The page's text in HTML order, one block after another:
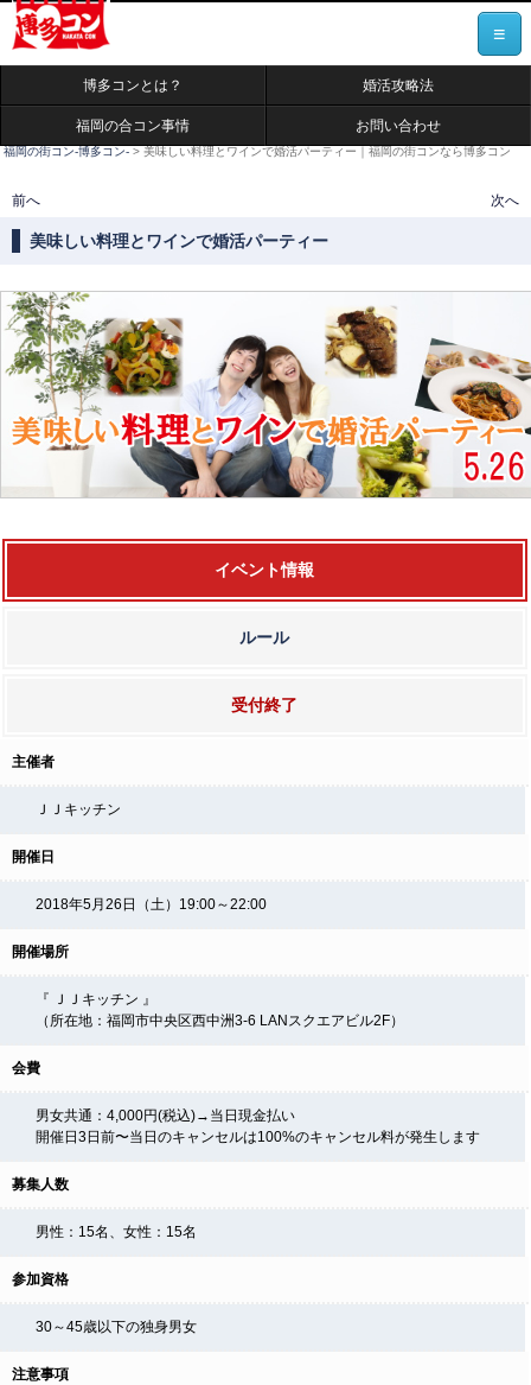
≡
博多コンとは？ 婚活攻略法
福岡の合コン事情 お問い合わせ
福岡の街コン-博多コン- > 美味しい料理とワインで婚活パーティー｜福岡の街コンなら博多コン
投稿ナビゲーション
前へ 次へ
美味しい料理とワインで婚活パーティー
イベント情報
ルール
受付終了
主催者
ＪＪキッチン
開催日
2018年5月26日（土）19:00～22:00
開催場所
『 ＪＪキッチン 』
（所在地：福岡市中央区西中洲3-6 LANスクエアビル2F）
会費
男女共通：4,000円(税込)→当日現金払い
開催日3日前〜当日のキャンセルは100%のキャンセル料が発生します
募集人数
男性：15名、女性：15名
参加資格
30～45歳以下の独身男女
注意事項